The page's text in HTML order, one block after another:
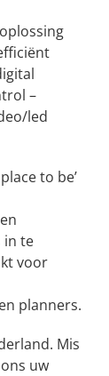
–
led
to be’
in te
voor
planners.
Mis
uw